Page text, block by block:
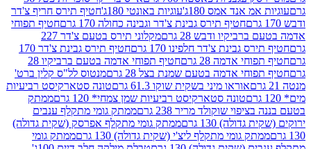
אנד אמס 180ג'
עוגיות באונטי 180ג'
חטיף תירס חריף צ'דר
חטיף תירס גבינת צ'דר וגבינה כחולה 170 גרם
חטיף תפוחי
ודבש 28 גרם
מקלוני תירס בטעם צ'דר 227
גבינת צ'דר חלפינו 170 גרם
חטיף תירס גבינת צ'דר 170
אדמה 28 גרם
חטיף תפוחי אדמה בטעם ברביקיו 28
אדמה בטעם שמנת בצל 28 גרם
מנטוס לל"ס קלין ברט'
אוראו מיני בשקית שוקו 61.3 גרם
טונה סטארקיסט רביעיות
טונה סטארקיסט רביעיות שמן צמחי* 120 גרם
ממתק
שוקולד מריר 238 גרם
ממתק גומי מתקלף ענבים
130 גרם
ממתק גומי מתקלף אפרסק (שקית גדולה)
גומי מתקלף ליצ'י (שקית גדולה) 130 גרם
ממתק גומי